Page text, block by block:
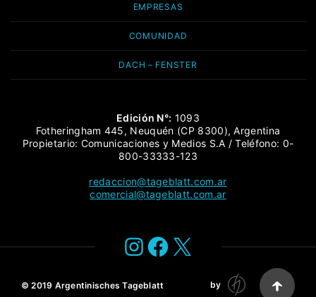
EMPRESAS
COMUNIDAD
DACH – FENSTER
Edición N°: 1093
Fotheringham 445, Neuquén (CP 8300), Argentina
Propietario: Comunicaciones y Medios S.A / Teléfono: 0-
800-33333-123
redaccion@tageblatt.com.ar
comercial@tageblatt.com.ar
Instagram
Facebook
X
© 2019 Argentinisches Tageblatt by